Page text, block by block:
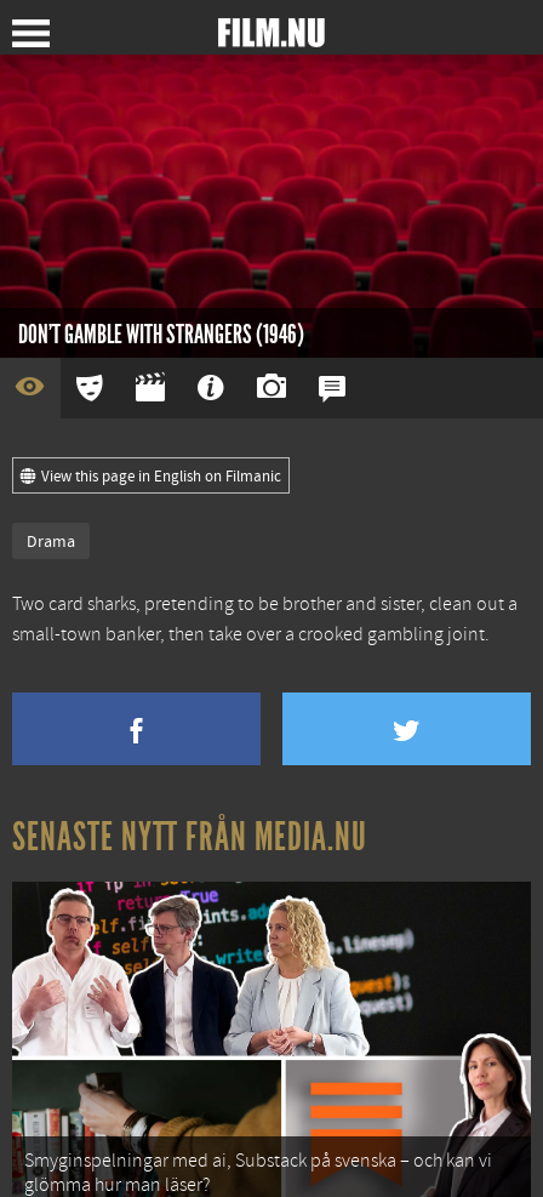
DON'T GAMBLE WITH STRANGERS (1946)
View this page in English on Filmanic
Drama
Two card sharks, pretending to be brother and sister, clean out a
small-town banker, then take over a crooked gambling joint.
SENASTE NYTT FRÅN MEDIA.NU
Smyginspelningar med ai, Substack på svenska – och kan vi
glömma hur man läser?